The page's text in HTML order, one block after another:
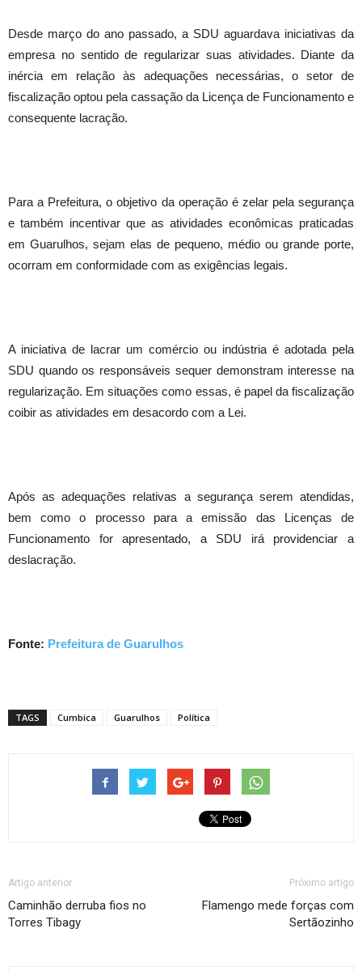
Desde março do ano passado, a SDU aguardava iniciativas da
empresa no sentido de regularizar suas atividades. Diante da
inércia em relação às adequações necessárias, o setor de
fiscalização optou pela cassação da Licença de Funcionamento e
consequente lacração.
Para a Prefeitura, o objetivo da operação é zelar pela segurança
e também incentivar que as atividades econômicas praticadas
em Guarulhos, sejam elas de pequeno, médio ou grande porte,
ocorram em conformidade com as exigências legais.
A iniciativa de lacrar um comércio ou indústria é adotada pela
SDU quando os responsáveis sequer demonstram interesse na
regularização. Em situações como essas, é papel da fiscalização
coibir as atividades em desacordo com a Lei.
Após as adequações relativas a segurança serem atendidas,
bem como o processo para a emissão das Licenças de
Funcionamento for apresentado, a SDU irá providenciar a
deslacração.
Fonte: Prefeitura de Guarulhos
TAGS Cumbica Guarulhos Política
Artigo anterior
Caminhão derruba fios no
Torres Tibagy
Próximo artigo
Flamengo mede forças com
Sertãozinho